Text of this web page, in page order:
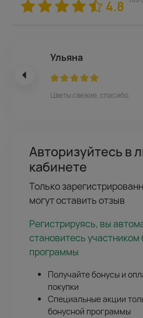
4.8
Ульяна
Цветы свежие, спасибо.
Авторизуйтесь в
кабинете
Только
могут оставить отзыв
Регистрируясь, вы
становитесь участником
программы
Получайте бонусы и
покупки
Специальные акции
бонусной программы